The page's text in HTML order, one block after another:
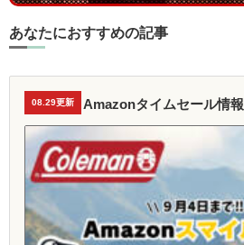
あなたにおすすめの記事
08.29更新 Amazonタイムセール情報